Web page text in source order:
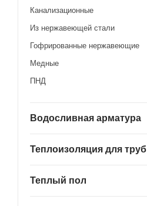
Канализационные
Из нержавеющей стали
Гофрированные нержавеющие
Медные
ПНД
Водосливная арматура
Теплоизоляция для труб
Теплый пол